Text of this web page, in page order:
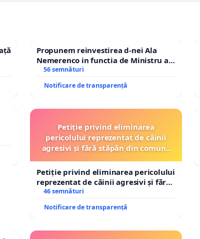
Propunem reinvestirea d-nei Ala
Nemerenco in functia de Ministru al
Sanatatii
56 semnături
Notificare de transparență
Petiție privind eliminarea
pericolului reprezentat de câinii
agresivi și fără stăpân din comuna
Petiție privind eliminarea pericolului
reprezentat de câinii agresivi și fără
stăpân din comuna Tunari
46 semnături
Notificare de transparență